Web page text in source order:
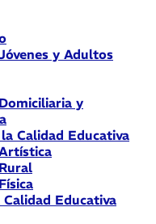
y Adultos
y
Calidad Educativa
Educativa